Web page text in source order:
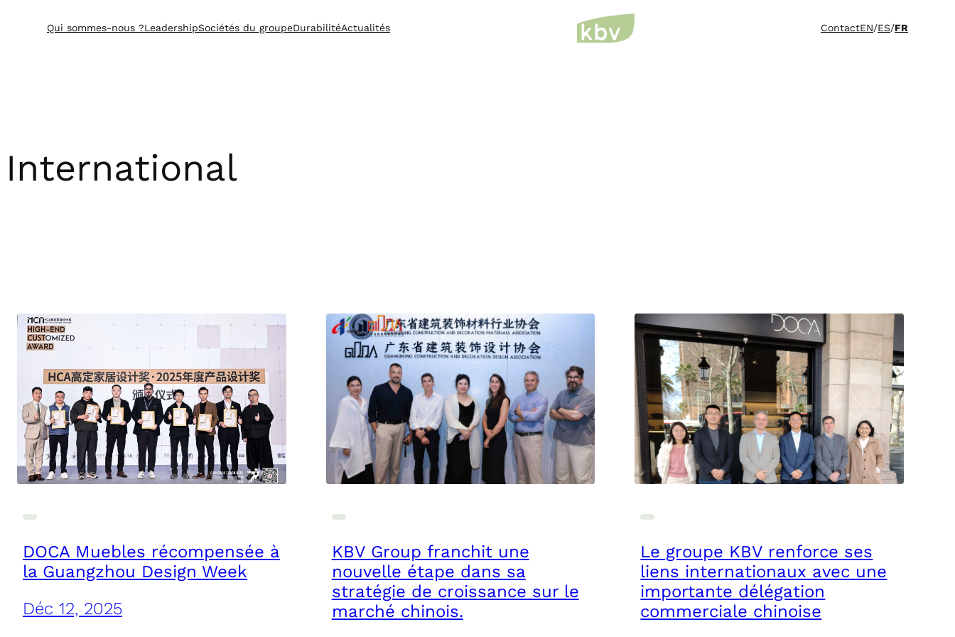
Qui sommes-nous ?LeadershipSociétés du groupeDurabilitéActualités ContactEN/ES/FR
International
DOCA Muebles récompensée à
la Guangzhou Design Week
Déc 12, 2025
KBV Group franchit une
nouvelle étape dans sa
stratégie de croissance sur le
marché chinois.
Le groupe KBV renforce ses
liens internationaux avec une
importante délégation
commerciale chinoise